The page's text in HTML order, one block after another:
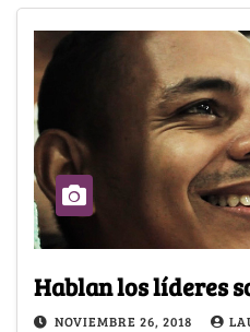
Hablan los líderes
NOVIEMBRE 26, 2018